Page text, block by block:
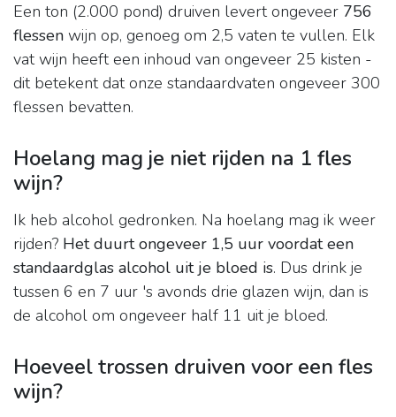
Een ton (2.000 pond) druiven levert ongeveer 756
flessen wijn op, genoeg om 2,5 vaten te vullen. Elk
vat wijn heeft een inhoud van ongeveer 25 kisten -
dit betekent dat onze standaardvaten ongeveer 300
flessen bevatten.
Hoelang mag je niet rijden na 1 fles
wijn?
Ik heb alcohol gedronken. Na hoelang mag ik weer
rijden? Het duurt ongeveer 1,5 uur voordat een
standaardglas alcohol uit je bloed is. Dus drink je
tussen 6 en 7 uur 's avonds drie glazen wijn, dan is
de alcohol om ongeveer half 11 uit je bloed.
Hoeveel trossen druiven voor een fles
wijn?